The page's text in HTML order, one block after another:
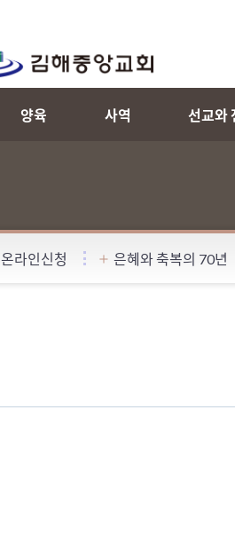
양육 사역 선교와
온라인신청 은혜와 축복의 70년